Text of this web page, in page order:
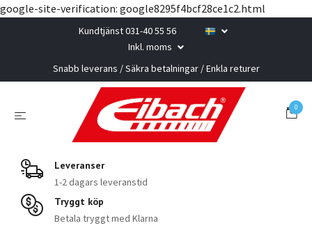
google-site-verification: google8295f4bcf28ce1c2.html
Kundtjänst 031-40 55 56
Inkl. moms
Snabb leverans / Säkra betalningar / Enkla returer
0
Leveranser
1-2 dagars leveranstid
Tryggt köp
Betala tryggt med Klarna